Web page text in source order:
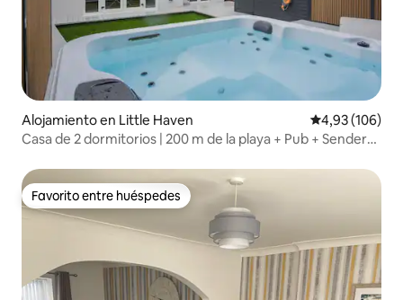
Alojamiento en Little Haven Calificación
4,93 (106)
Casa de 2 dormitorios | 200 m de la playa + Pub + Sendero
Favorito entre huéspedes
Favorito entre huéspedes